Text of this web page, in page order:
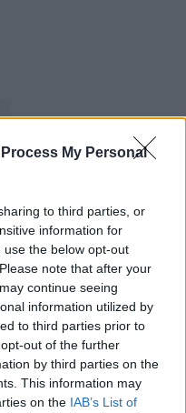
My Personal
to third parties, or
information for
the below opt-out
note that after your
continue seeing
information utilized by
to third parties prior to
out of the further
by third parties on the
This information may
on the IAB’s List of
a friss hírekről a
TORONY # OLIMPIA